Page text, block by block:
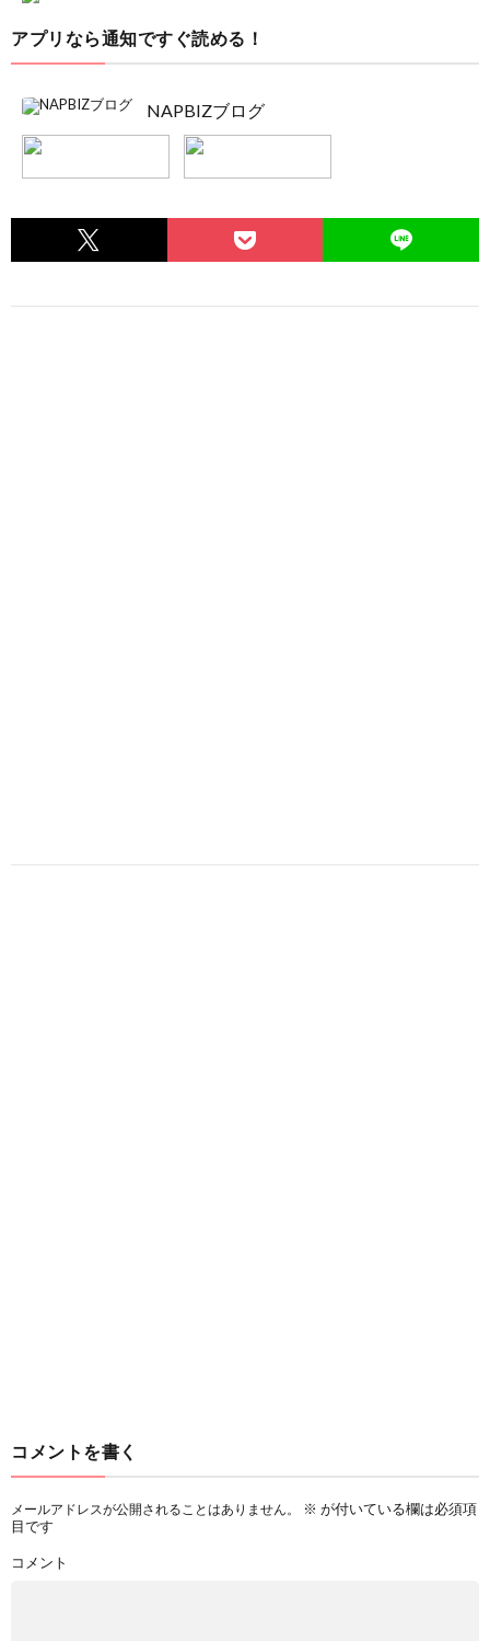
アプリなら通知ですぐ読める！
NAPBIZブログ
コメントを書く
メールアドレスが公開されることはありません。 ※ が付いている欄は必須項
目です
コメント